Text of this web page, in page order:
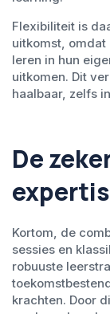
Flexibiliteit is
uitkomst, omdat
leren in hun
uitkomen. Dit
haalbaar, zelfs
De
Kortom, de
sessies en
robuuste
krachten. Door